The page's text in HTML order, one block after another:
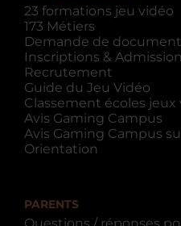
23 formations jeu vidéo
173 Métiers
Demande de
Inscriptions &
Recrutement
Guide du Jeu Vidéo
Classement écoles jeux
Avis Gaming Campus
Avis Gaming Campus
Orientation
PARENTS